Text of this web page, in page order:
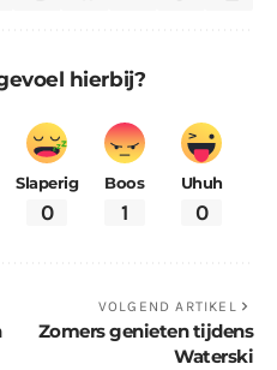
hierbij?
Slaperig
0
Boos
1
Uhuh
0
VOLGEND ARTIKEL
Zomers genieten tijdens
Waterski